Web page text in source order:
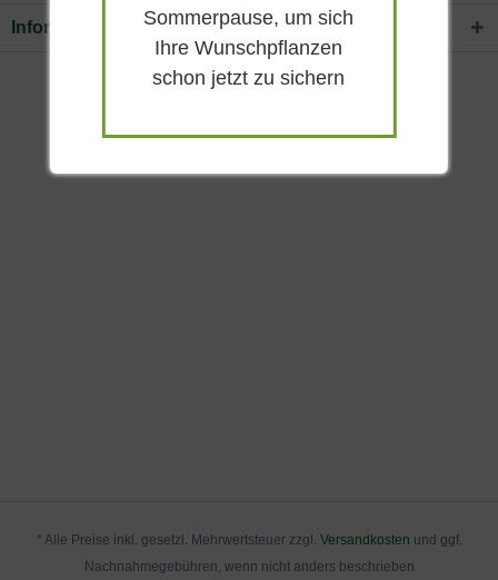
Sommerpause, um sich
Ihre Wunschpflanzen
schon jetzt zu sichern
Informationen
* Alle Preise inkl. gesetzl. Mehrwertsteuer zzgl. Versandkosten und ggf.
Nachnahmegebühren, wenn nicht anders beschrieben